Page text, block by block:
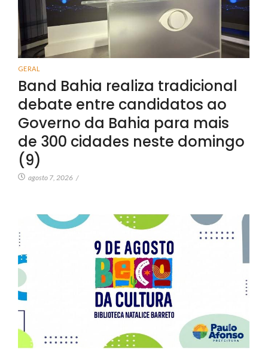
GERAL
Band Bahia realiza tradicional
debate entre candidatos ao
Governo da Bahia para mais
de 300 cidades neste domingo
(9)
agosto 7, 2026 /